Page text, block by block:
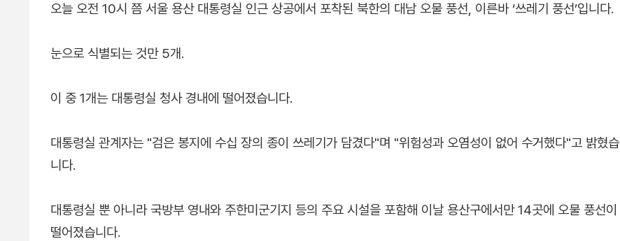
오늘 오전 10시 쯤 서울 용산 대통령실 인근 상공에서 포착된 북한의 대남 오물 풍선, 이른바 ‘쓰레기 풍선’입니다.
눈으로 식별되는 것만 5개.
이 중 1개는 대통령실 청사 경내에 떨어졌습니다.
대통령실 관계자는 "검은 봉지에 수십 장의 종이 쓰레기가 담겼다"며 "위험성과 오염성이 없어 수거했다"고 밝혔습
니다.
대통령실 뿐 아니라 국방부 영내와 주한미군기지 등의 주요 시설을 포함해 이날 용산구에서만 14곳에 오물 풍선이
떨어졌습니다.